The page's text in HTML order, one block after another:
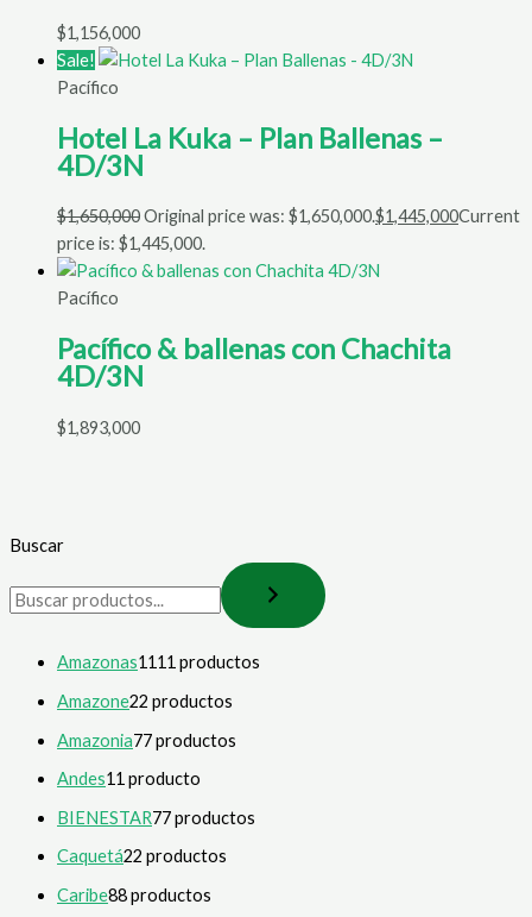
Buscar
Amazonas1111 productos
Amazone22 productos
Amazonia77 productos
Andes11 producto
BIENESTAR77 productos
Caquetá22 productos
Caribe88 productos
$1,156,000
Sale!
Pacífico
Hotel La Kuka – Plan Ballenas –
4D/3N
$1,650,000Original price was: $1,650,000.$1,445,000Current
price is: $1,445,000.
Pacífico
Pacífico & ballenas con Chachita
4D/3N
$1,893,000